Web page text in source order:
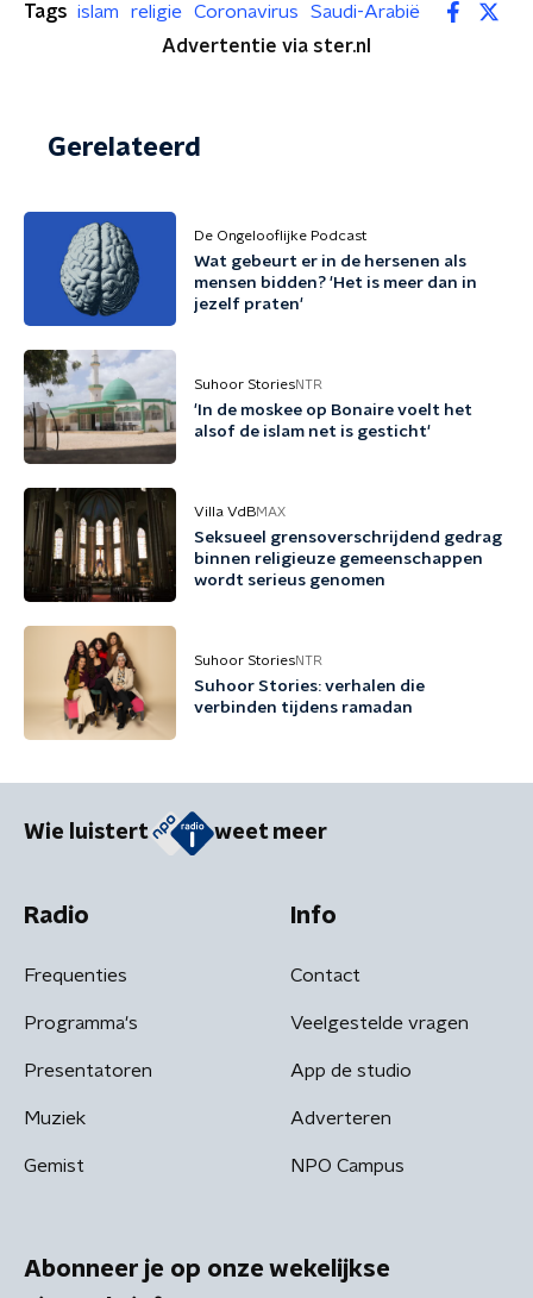
Tags islam religie Coronavirus
Saudi-Arabië
Advertentie via ster.nl
Gerelateerd
De Ongelooflijke Podcast
Wat gebeurt er in de hersenen als
mensen bidden? 'Het is meer dan in
jezelf praten'
Suhoor StoriesNTR
'In de moskee op Bonaire voelt het
alsof de islam net is gesticht'
Villa VdBMAX
Seksueel grensoverschrijdend gedrag
binnen religieuze gemeenschappen
wordt serieus genomen
Suhoor StoriesNTR
Suhoor Stories: verhalen die
verbinden tijdens ramadan
Wie luistert weet meer
Radio
Frequenties
Programma's
Presentatoren
Muziek
Gemist
Info
Contact
Veelgestelde vragen
App de studio
Adverteren
NPO Campus
Abonneer je op onze wekelijkse